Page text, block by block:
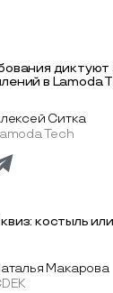
диктуют
в Lamoda
Ситка
Tech
костыль
Макарова